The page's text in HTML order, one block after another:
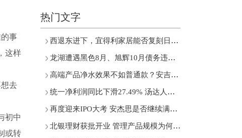
事
这样
去
初中
或转
热门文字
西退东进下，宜得利家居能否复刻日本家居神话?
龙湖遭遇黑色8月、旭辉10月债务违约……近五成房企为净亏损状态
高端产品净水效果不如普通款？安吉尔深陷舆论漩涡
统一净利润同比下滑27.49% 汤达人推出6元米线有用吗？
再度迎来IPO大考 安杰思是否继续满足科创属性相关指标？
北银理财获批开业 管理产品规模为何不断创新高？